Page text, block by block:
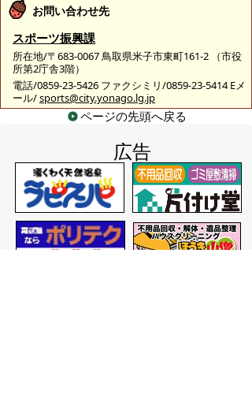
お問い合わせ先
スポーツ振興課
所在地/〒683-0067 鳥取県米子市東町161-2 （市役
所第2庁舎3階）
電話/0859-23-5426 ファクシミリ/0859-23-5414 Eメ
ール/sports@city.yonago.lg.jp
ページの先頭へ戻る
広告